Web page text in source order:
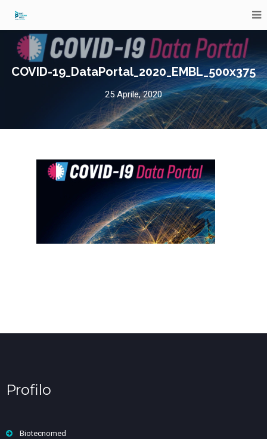
COVID-19_DataPortal_2020_EMBL_500x375
25 Aprile, 2020
Profilo
Biotecnomed